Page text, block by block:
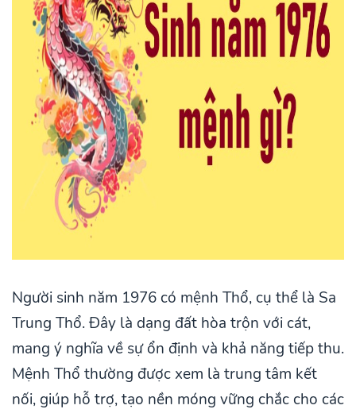
Người sinh năm 1976 có mệnh Thổ, cụ thể là Sa
Trung Thổ. Đây là dạng đất hòa trộn với cát,
mang ý nghĩa về sự ổn định và khả năng tiếp thu.
Mệnh Thổ thường được xem là trung tâm kết
nối, giúp hỗ trợ, tạo nền móng vững chắc cho các